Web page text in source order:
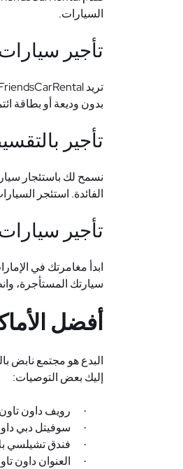
السيارات.
تأجير
تريد
بدون وديعة أو بطاقة
تأجير
نسمح لك باستئجار
الفائدة. استئجر
تأجير
ابدأ مغامرتك في
سيارتك المستأجرة،
أفضل
البدع هو مجتمع نابض
إليك بعض التوصيات:
· رويف داون تاون دبي - (حوالي 15
· سوفيتل دبي داون تاون -
· فندق تشيلسي بلازا - (المطار
· العنوان داون تاون دبي -